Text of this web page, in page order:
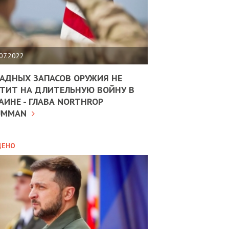
ЗАПАСОВ ОРУЖИЯ НЕ
НА ДЛИТЕЛЬНУЮ ВОЙНУ В
- ГЛАВА NORTHROP
10.02.2025